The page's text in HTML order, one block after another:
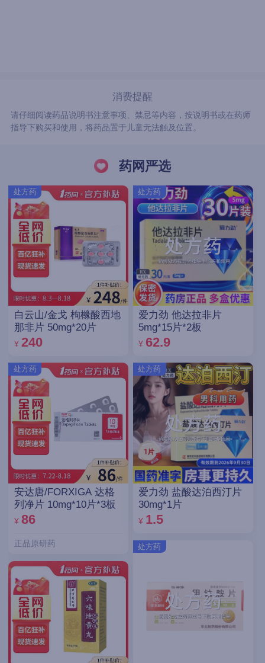
消费提醒
请仔细阅读药品说明书注意事项、禁忌等内容，按说明书或在药师
指导下购买和使用，将药品置于儿童无法触及位置。
药网严选
处方药
白云山/金戈 枸橼酸西地
那非片 50mg*20片
¥ 240
处方药
安达唐/FORXIGA 达格
列净片 10mg*10片*3板
¥ 86
正品原研药
处方药
爱力劲 他达拉非片
5mg*15片*2板
¥ 62.9
处方药
爱力劲 盐酸达泊西汀片
30mg*1片
¥ 1.5
处方药